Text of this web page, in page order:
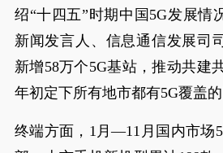
绍“十四五”时期中国5G发展情
新闻发言人、信息通信发展司
新增58万个5G基站，推动共建
年初定下所有地市都有5G覆盖的
终端方面，1月—11月国内市场